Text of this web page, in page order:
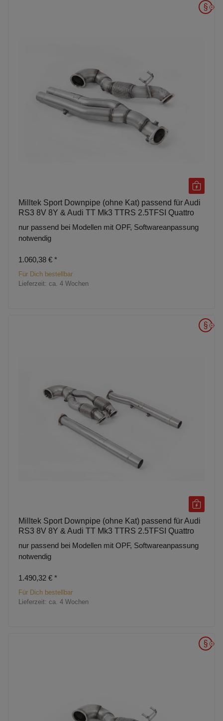
Milltek Sport Downpipe (ohne Kat) passend für Audi
RS3 8V 8Y & Audi TT Mk3 TTRS 2.5TFSI Quattro
nur passend bei Modellen mit OPF, Softwareanpassung
notwendig
1.060,38 € *
Für Dich bestellbar
Lieferzeit: ca. 4 Wochen
Milltek Sport Downpipe (ohne Kat) passend für Audi
RS3 8V 8Y & Audi TT Mk3 TTRS 2.5TFSI Quattro
nur passend bei Modellen mit OPF, Softwareanpassung
notwendig
1.490,32 € *
Für Dich bestellbar
Lieferzeit: ca. 4 Wochen